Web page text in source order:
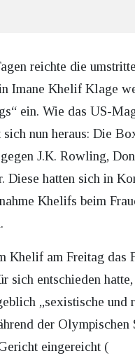
reichte die
Imane Khelif Klage
ein. Wie das US-
nun heraus: Die
J.K. Rowling,
Diese hatten sich in
Khelifs beim
Khelif am Freitag das
sich entschieden
„sexistische und
der Olympischen
eingereicht (